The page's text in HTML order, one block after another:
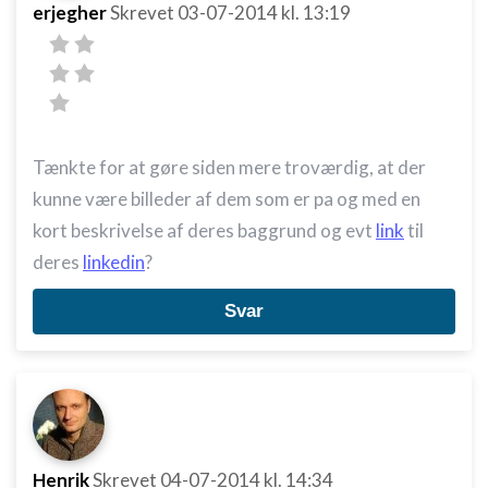
erjegherSkrevet 03-07-2014kl. 13:19
Tænkte for at gøre siden mere troværdig, at der
kunne være billeder af dem som er pa og med en
kort beskrivelse af deres baggrund og evt linktil
deres linkedin?
Svar
HenrikSkrevet 04-07-2014kl. 14:34
Annoncering / marketing